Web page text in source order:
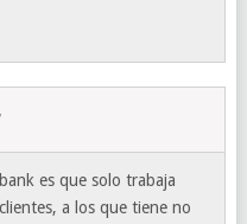
es que solo trabaja
a los que tiene no